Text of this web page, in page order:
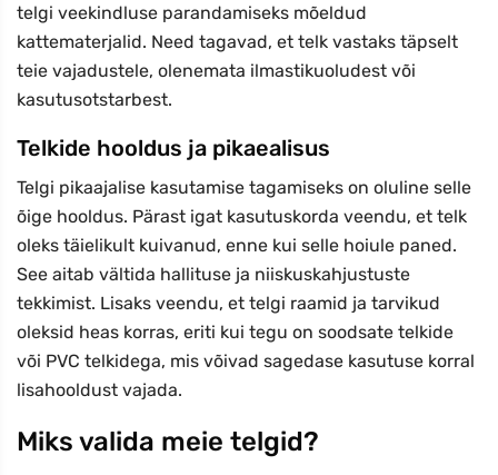
telgi veekindluse parandamiseks mõeldud
kattematerjalid. Need tagavad, et telk vastaks täpselt
teie vajadustele, olenemata ilmastikuoludest või
kasutusotstarbest.
Telkide hooldus ja pikaealisus
Telgi pikaajalise kasutamise tagamiseks on oluline selle
õige hooldus. Pärast igat kasutuskorda veendu, et telk
oleks täielikult kuivanud, enne kui selle hoiule paned.
See aitab vältida hallituse ja niiskuskahjustuste
tekkimist. Lisaks veendu, et telgi raamid ja tarvikud
oleksid heas korras, eriti kui tegu on soodsate telkide
või PVC telkidega, mis võivad sagedase kasutuse korral
lisahooldust vajada.
Miks valida meie telgid?